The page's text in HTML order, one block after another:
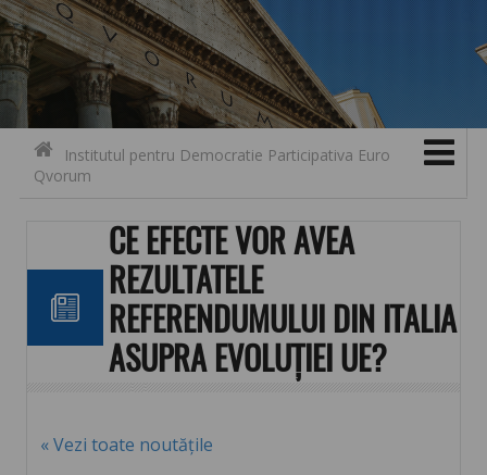
Contact
Skip to content
Institutul pentru Democratie Participativa Euro
Qvorum
CE EFECTE VOR AVEA
REZULTATELE
REFERENDUMULUI DIN ITALIA
ASUPRA EVOLUȚIEI UE?
« Vezi toate noutățile